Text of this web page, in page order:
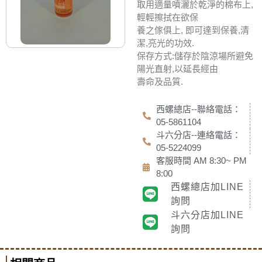
取用適量噴灑於乾淨的棉布上,
輕輕擦拭在欲保
養之傢俱上, 即可達到保養,清
潔,亮光的功效.
保存方式:儲存於陰涼場所避免
陽光直射,以延長經由
壽命及品質.
西螺總店--聯絡電話：
05-5861104
斗六分店--連絡電話：
05-5224099
客服時間 AM 8:30~ PM
8:00
西螺總店加LINE
詢問
斗六分店加LINE
詢問